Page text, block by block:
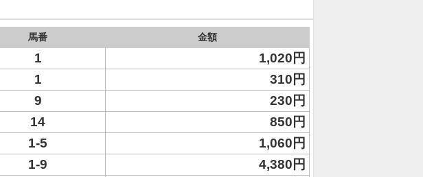
馬番 金額
1 1,020円
1
310円
9
230円
14
850円
1-5
1,060円
1-9 4,380円